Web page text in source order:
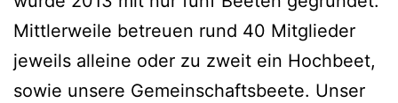
Mittlerweile betreuen rund 40 Mitglieder
jeweils alleine oder zu zweit ein Hochbeet,
sowie unsere Gemeinschaftsbeete. Unser